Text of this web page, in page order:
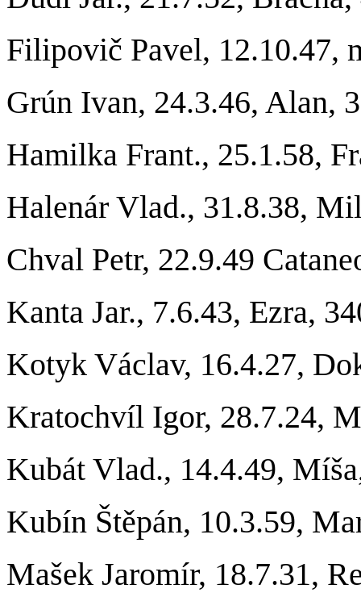
Filipovič Pavel, 12.10.47,
Grún Ivan, 24.3.46, Alan,
Hamilka Frant., 25.1.58,
Halenár Vlad., 31.8.38,
Chval Petr, 22.9.49
Kanta Jar., 7.6.43, Ezra,
Kotyk Václav, 16.4.27,
Kratochvíl Igor, 28.7.24,
Kubát Vlad., 14.4.49,
Kubín Štěpán, 10.3.59,
Mašek Jaromír, 18.7.31,